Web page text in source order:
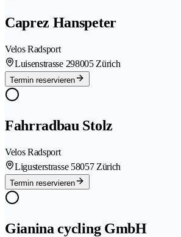
Caprez Hanspeter
Velos Radsport
Luisenstrasse 298005 Zürich
Termin reservieren
Fahrradbau Stolz
Velos Radsport
Ligusterstrasse 58057 Zürich
Termin reservieren
Gianina cycling GmbH